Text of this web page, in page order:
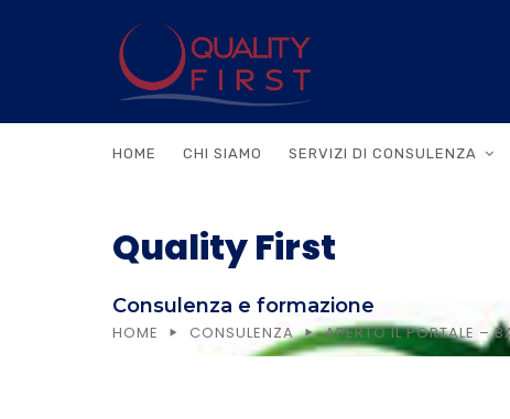
HOME CHI SIAMO SERVIZI DI CONSULENZA
Quality First
Consulenza e formazione
HOME CONSULENZA APERTO IL PORTALE –